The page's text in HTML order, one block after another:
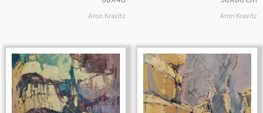
Aron Kravitz
Aron Kravitz